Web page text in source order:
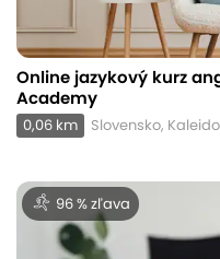
Online jazykový kurz
Academy
0,06 km Slovensko,
96 % zľava